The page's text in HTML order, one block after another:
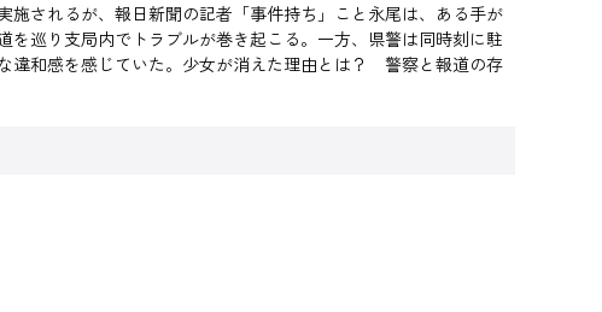
されるが、報日新聞の記者「事件持ち」こと永尾は、ある手が
巡り支局内でトラブルが巻き起こる。一方、県警は同時刻に駐
違和感を感じていた。少女が消えた理由とは？ 警察と報道の存